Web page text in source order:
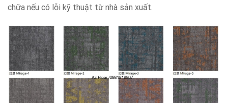
chữa nếu có lỗi kỹ thuật từ nhà sản xuất.